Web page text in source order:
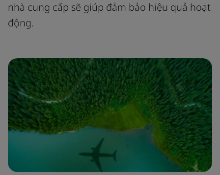
nhà cung cấp sẽ giúp đảm bảo hiệu quả hoạt
động.